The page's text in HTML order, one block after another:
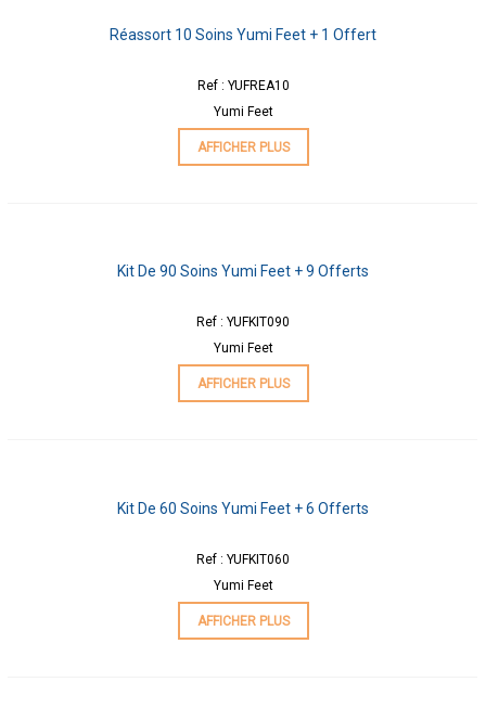
Réassort 10 Soins Yumi Feet + 1 Offert
Ref : YUFREA10
Yumi Feet
AFFICHER PLUS
Kit De 90 Soins Yumi Feet + 9 Offerts
Ref : YUFKIT090
Yumi Feet
AFFICHER PLUS
Kit De 60 Soins Yumi Feet + 6 Offerts
Ref : YUFKIT060
Yumi Feet
AFFICHER PLUS